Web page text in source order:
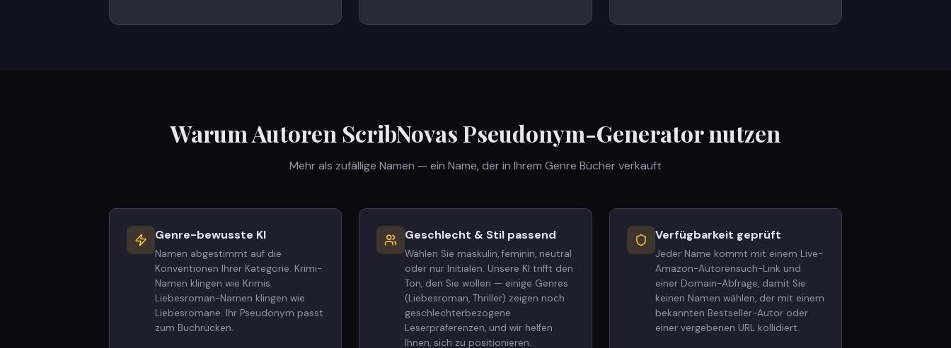
Warum Autoren ScribNovas Pseudonym-Generator nutzen
Mehr als zufällige Namen — ein Name, der in Ihrem Genre Bücher verkauft
Genre-bewusste KI
Namen abgestimmt auf die
Konventionen Ihrer Kategorie. Krimi-
Namen klingen wie Krimis.
Liebesroman-Namen klingen wie
Liebesromane. Ihr Pseudonym passt
zum Buchrücken.
Geschlecht & Stil passend
Wählen Sie maskulin, feminin, neutral
oder nur Initialen. Unsere KI trifft den
Ton, den Sie wollen — einige Genres
(Liebesroman, Thriller) zeigen noch
geschlechterbezogene
Leserpräferenzen, und wir helfen
Ihnen, sich zu positionieren.
Verfügbarkeit geprüft
Jeder Name kommt mit einem Live-
Amazon-Autorensuch-Link und
einer Domain-Abfrage, damit Sie
keinen Namen wählen, der mit einem
bekannten Bestseller-Autor oder
einer vergebenen URL kollidiert.